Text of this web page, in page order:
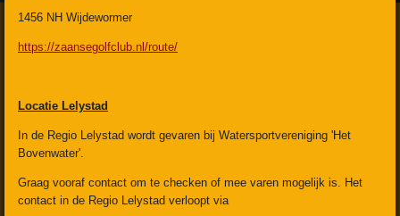
1456 NH Wijdewormer
https://zaansegolfclub.nl/route/
Locatie Lelystad
In de Regio Lelystad wordt gevaren bij Watersportvereniging 'Het
Bovenwater'.
Graag vooraf contact om te checken of mee varen mogelijk is. Het
contact in de Regio Lelystad verloopt via